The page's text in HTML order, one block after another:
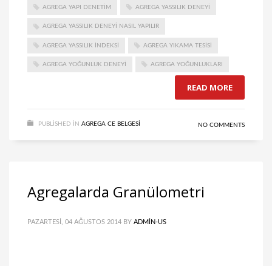
AGREGA YAPI DENETIM AGREGA YASSILIK DENEYI
AGREGA YASSILIK DENEYI NASIL YAPILIR
AGREGA YASSILIK INDEKSI AGREGA YIKAMA TESISI
AGREGA YOĞUNLUK DENEYI AGREGA YOĞUNLUKLARI
READ MORE
PUBLISHED IN AGREGA CE BELGESI NO COMMENTS
Agregalarda Granülometri
PAZARTESI, 04 AĞUSTOS 2014 BY ADMIN-US